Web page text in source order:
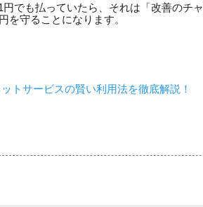
でも払っていたら、それは「改善のチ
を守ることになります。
トサービスの賢い利用法を徹底解説！